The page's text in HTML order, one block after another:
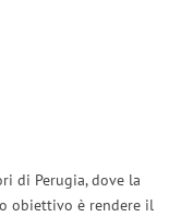
di Perugia, dove la
obiettivo è rendere il